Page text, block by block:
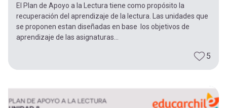
mi
cuenta
El Plan de Apoyo a la Lectura tiene como propósito la
recuperación del aprendizaje de la lectura. Las unidades que
se proponen estan diseñadas en base los objetivos de
aprendizaje de las asignaturas...
5